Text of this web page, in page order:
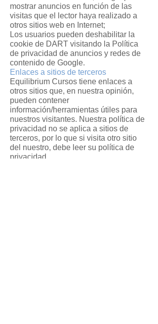
mostrar anuncios en función de las
visitas que el lector haya realizado a
otros sitios web en Internet;
Los usuarios pueden deshabilitar la
cookie de DART visitando la Política
de privacidad de anuncios y redes de
contenido de Google.
Enlaces a sitios de terceros
Equilibrium Cursos tiene enlaces a
otros sitios que, en nuestra opinión,
pueden contener
información/herramientas útiles para
nuestros visitantes. Nuestra política de
privacidad no se aplica a sitios de
terceros, por lo que si visita otro sitio
del nuestro, debe leer su política de
privacidad.